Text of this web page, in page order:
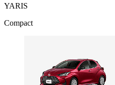
YARIS
Compact